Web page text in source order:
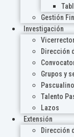
Gestión
Investigación
Dirección
Grupos y
Talento
Lazos
Extensión
Dirección